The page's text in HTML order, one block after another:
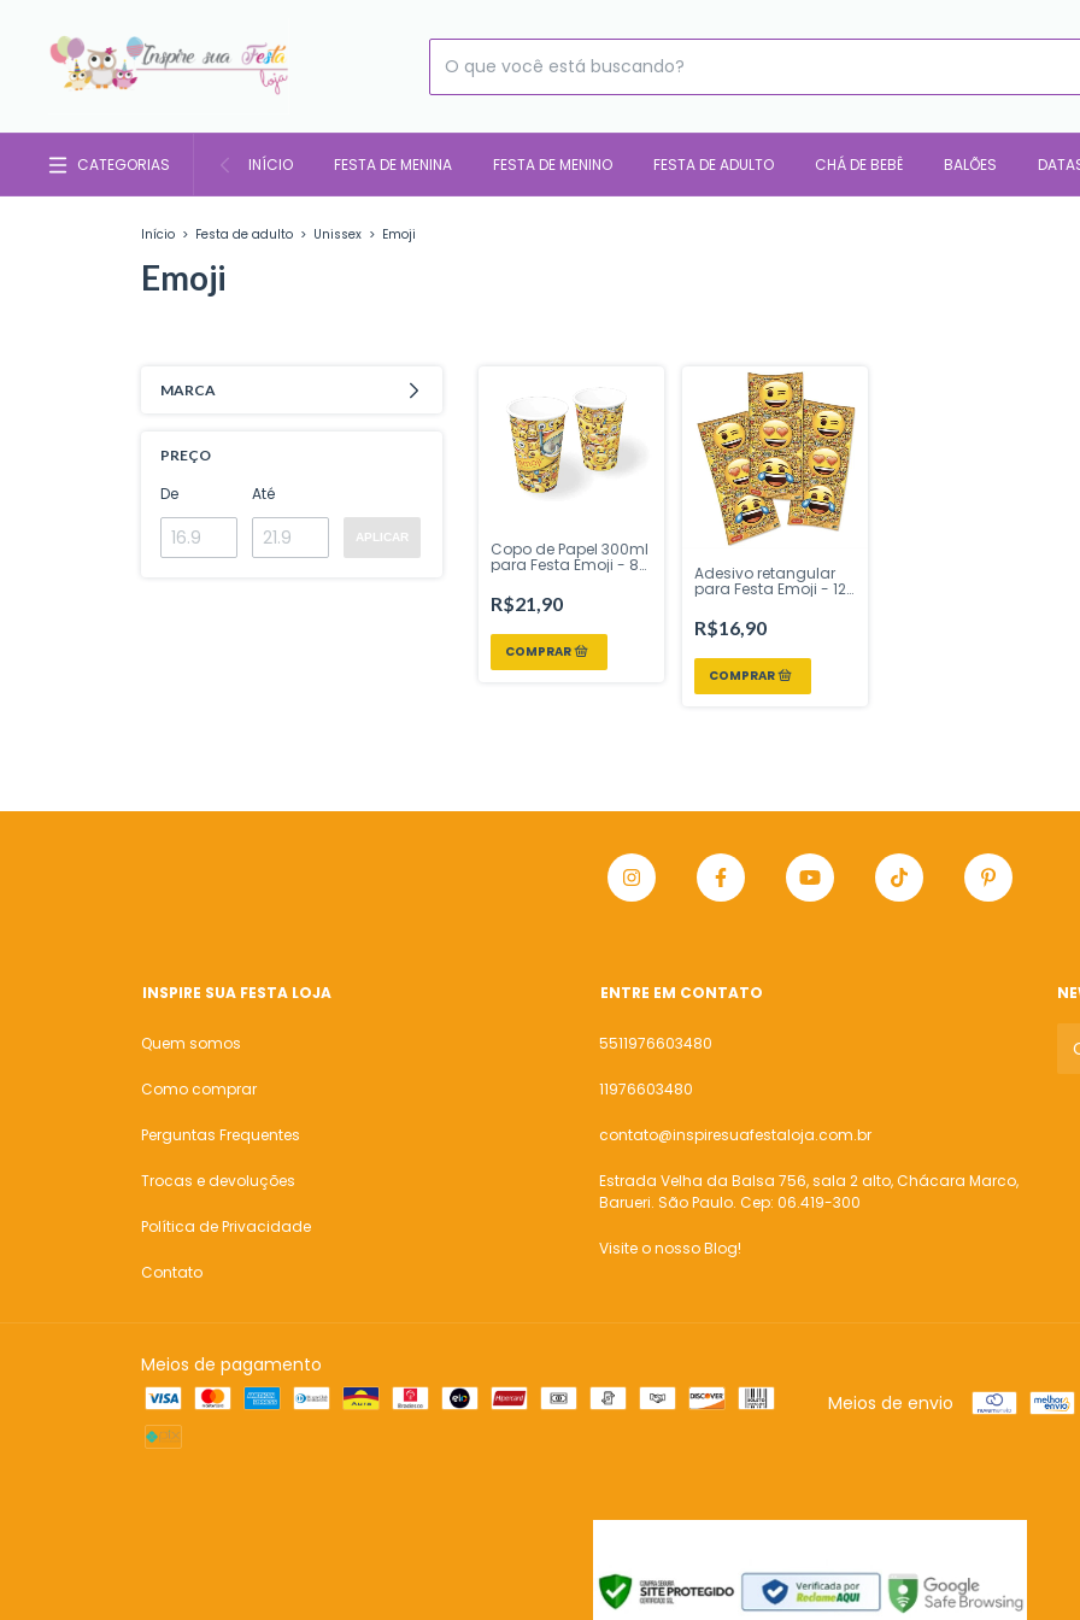
CATEGORIAS INÍCIO FESTA DE MENINA FESTA DE MENINO FESTA DE ADULTO CHÁ DE BEBÊ BALÕES
Início > Festa de adulto > Unissex > Emoji
Emoji
MARCA
PREÇO
De Até
APLICAR
Copo de Papel 300ml
para Festa Emoji - 8
- Inspire sua Festa
Loja
R$21,90
Adesivo retangular
para Festa Emoji - 12
- Inspire sua Festa
R$16,90
INSPIRE SUA FESTA LOJA
Quem somos
Como comprar
Perguntas Frequentes
Trocas e devoluções
Política de Privacidade
Contato
ENTRE EM CONTATO
5511976603480
11976603480
contato@inspiresuafestaloja.com.br
Estrada Velha da Balsa 756, sala 2 alto, Chácara Marco,
Barueri. São Paulo. Cep: 06.419-300
Visite o nosso Blog!
Meios de pagamento
Meios de envio